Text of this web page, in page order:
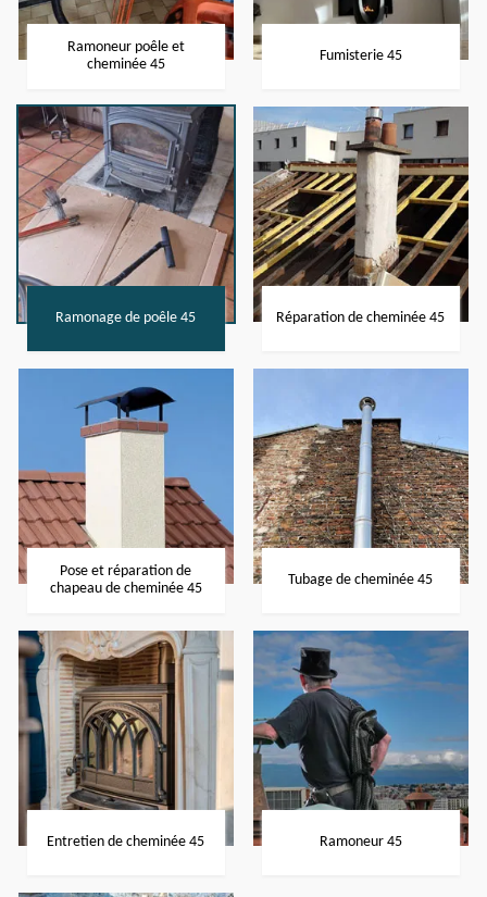
Ramoneur poêle et
cheminée 45
Fumisterie 45
Ramonage de poêle 45 Réparation de cheminée 45
Pose et réparation de
chapeau de cheminée 45
Tubage de cheminée 45
Entretien de cheminée 45 Ramoneur 45